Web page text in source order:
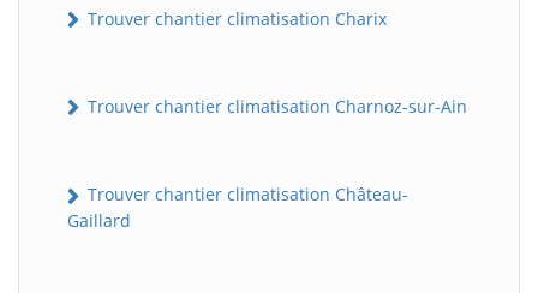
Trouver chantier climatisation Charix
Trouver chantier climatisation Charnoz-sur-Ain
Trouver chantier climatisation Château-
Gaillard